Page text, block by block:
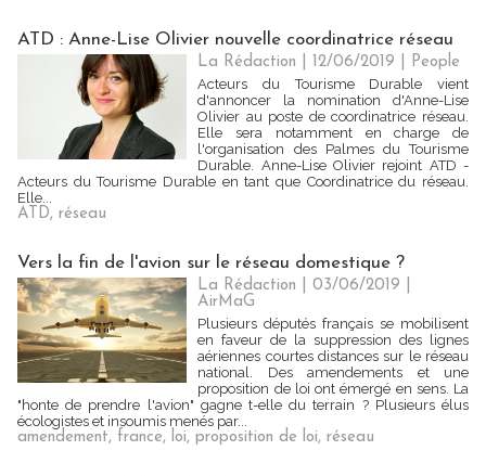
ATD : Anne-Lise Olivier nouvelle coordinatrice réseau
La Rédaction | 12/06/2019
People
Acteurs du Tourisme Durable vient
d'annoncer la nomination d'Anne-Lise
Olivier au poste de coordinatrice réseau.
Elle sera notamment en charge de
l'organisation des Palmes du Tourisme
Durable. Anne-Lise Olivier rejoint ATD -
Acteurs du Tourisme Durable en tant que Coordinatrice du réseau.
Elle...
ATD, réseau
Vers la fin de l'avion sur le réseau domestique ?
La Rédaction | 03/06/2019
AirMaG
Plusieurs députés français se mobilisent
en faveur de la suppression des lignes
aériennes courtes distances sur le réseau
national. Des amendements et une
proposition de loi ont émergé en sens. La
"honte de prendre l'avion" gagne t-elle du terrain ? Plusieurs élus
écologistes et insoumis menés par...
amendement, france, loi, proposition de loi, réseau